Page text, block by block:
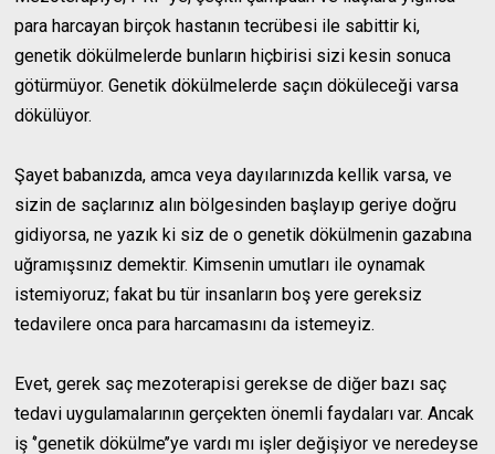
para harcayan birçok hastanın tecrübesi ile sabittir ki,
genetik dökülmelerde bunların hiçbirisi sizi kesin sonuca
götürmüyor. Genetik dökülmelerde saçın döküleceği varsa
dökülüyor.
Şayet babanızda, amca veya dayılarınızda kellik varsa, ve
sizin de saçlarınız alın bölgesinden başlayıp geriye doğru
gidiyorsa, ne yazık ki siz de o genetik dökülmenin gazabına
uğramışsınız demektir. Kimsenin umutları ile oynamak
istemiyoruz; fakat bu tür insanların boş yere gereksiz
tedavilere onca para harcamasını da istemeyiz.
Evet, gerek saç mezoterapisi gerekse de diğer bazı saç
tedavi uygulamalarının gerçekten önemli faydaları var. Ancak
iş ‘’genetik dökülme’’ye vardı mı işler değişiyor ve neredeyse